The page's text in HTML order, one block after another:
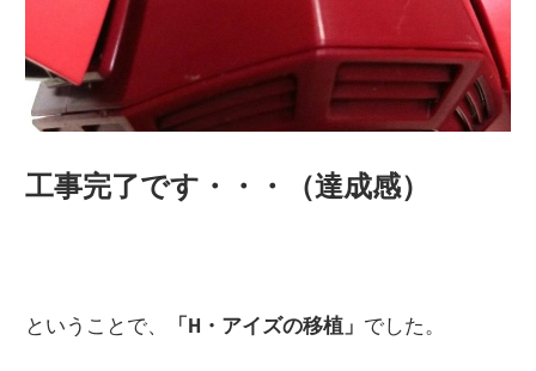
工事完了です・・・（達成感）
ということで、 「H・アイズの移植」 でした。